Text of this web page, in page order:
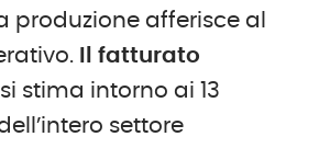
produzione afferisce al
Il fatturato
si stima intorno ai 13
settore